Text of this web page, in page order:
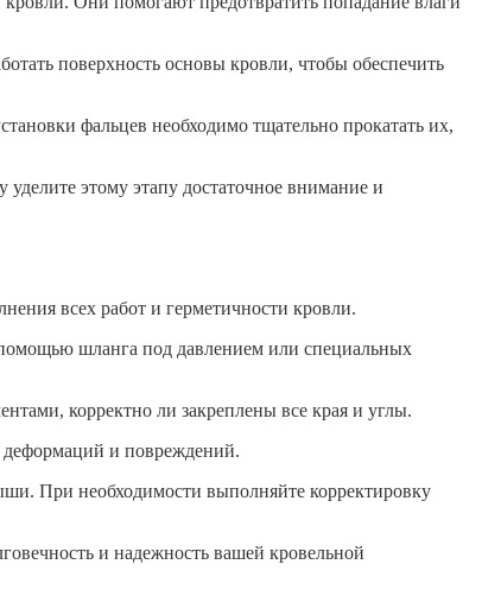
поверхность основы кровли, чтобы обеспечить
фальцев необходимо тщательно прокатать их,
этому этапу достаточное внимание и
всех работ и герметичности кровли.
шланга под давлением или специальных
корректно ли закреплены все края и углы.
деформаций и повреждений.
При необходимости выполняйте корректировку
и надежность вашей кровельной